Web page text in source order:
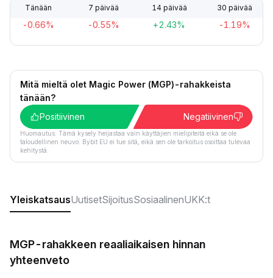
Tänään 7 päivää 14 päivää 30 päivää
-0.66% -0.55% +2.43% -1.19%
Mitä mieltä olet Magic Power (MGP)-rahakkeista
tänään?
Positiivinen
Negatiivinen
Huomautus: Tämä kysely heijastaa vain käyttäjien mielipiteitä eikä se ole
taloudellinen neuvo. Bybit EU ei tue sitä, eikä sen ole tarkoitus osoittaa tulevaa
kehitystä.
YleiskatsausUutisetSijoitusSosiaalinenUKK:t
MGP-rahakkeen reaaliaikaisen hinnan
yhteenveto